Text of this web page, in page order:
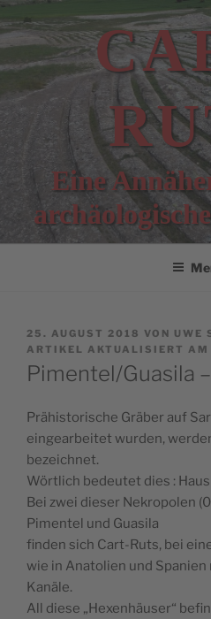
Zum
Inhalt
springen
Eine
VERÖFFENTLICHT
AM
25. AUGUST 2018 VON UWE
ARTIKEL AKTUALISIERT
Pimentel/Guasila
Prähistorische Gräber auf
eingearbeitet wurden,
bezeichnet.
Wörtlich bedeutet dies :
Bei zwei dieser Nekropolen
Pimentel und Guasila
finden sich Cart-Ruts, bei
wie in Anatolien und
Kanäle.
All diese „Hexenhäuser“